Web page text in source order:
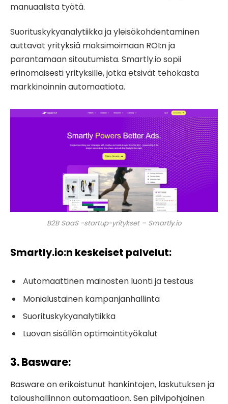
manuaalista työtä.
Suorituskykyanalytiikka ja yleisökohdentaminen
auttavat yrityksiä maksimoimaan ROI:n ja
parantamaan sitoutumista. Smartly.io sopii
erinomaisesti yrityksille, jotka etsivät tehokasta
markkinoinnin automaatiota.
B2B SaaS -startup-yritykset – Smartly.io
Smartly.io:n keskeiset palvelut:
Automaattinen mainosten luonti ja testaus
Monialustainen kampanjanhallinta
Suorituskykyanalytiikka
Luovan sisällön optimointityökalut
3. Basware:
Basware on erikoistunut hankintojen, laskutuksen ja
taloushallinnon automaatioon. Sen pilvipohjainen